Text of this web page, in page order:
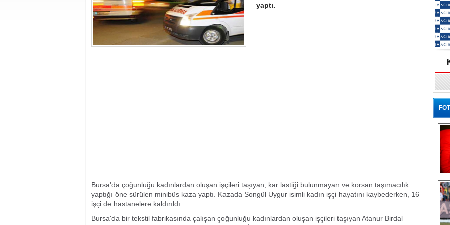
yaptı.
Bursa'da çoğunluğu kadınlardan oluşan işçileri taşıyan, kar lastiği bulunmayan ve korsan taşımacılık
yaptığı öne sürülen minibüs kaza yaptı. Kazada Songül Uygur isimli kadın işçi hayatını kaybederken, 16
işçi de hastanelere kaldırıldı.
Bursa'da bir tekstil fabrikasında çalışan çoğunluğu kadınlardan oluşan işçileri taşıyan Atanur Birdal